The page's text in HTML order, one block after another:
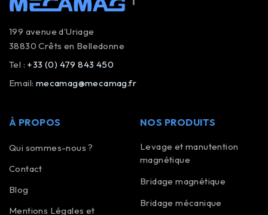
199 avenue d’Uriage
38830 Crêts en Belledonne
Tel : +33 (0) 479 843 450
Email: mecamag@mecamag.fr
À PROPOS
Qui sommes-nous ?
Contact
Blog
Mentions Légales et
NOS PRODUITS
Levage et manutention
magnétique
Bridage magnétique
Bridage mécanique